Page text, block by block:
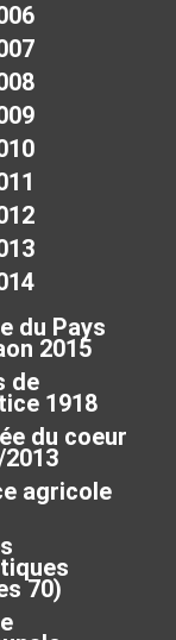
du Pays
2015
de
1918
du coeur
agricole
70)